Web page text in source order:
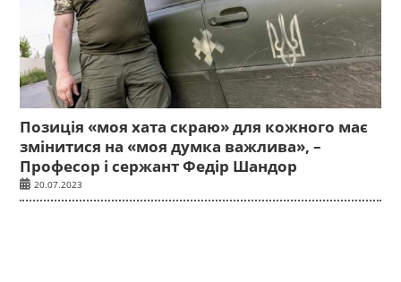
Позиція «моя хата скраю» для кожного має
змінитися на «моя думка важлива», –
Професор і сержант Федір Шандор
20.07.2023